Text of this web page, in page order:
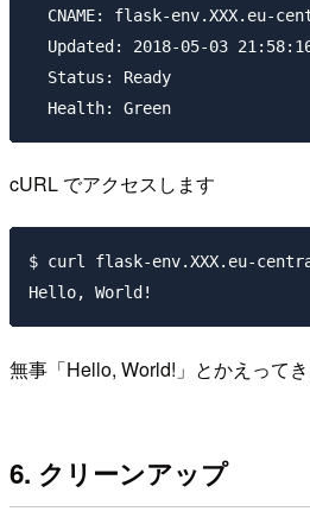
CNAME: flask-env.XXX.eu-
Updated: 2018-05-03
  Status: Ready
cURL でアクセスします
$ curl flask-env.XXX.eu-
無事「Hello, World!」とかえってき
6. クリーンアップ